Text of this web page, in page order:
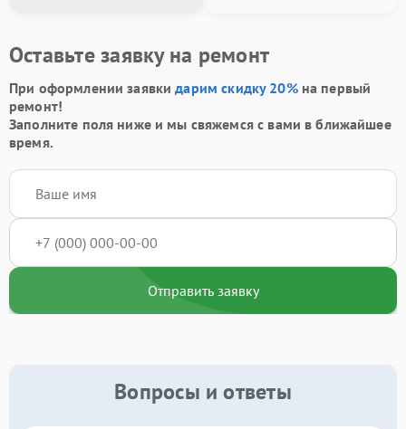
Оставьте заявку на ремонт
При оформлении заявкидарим скидку 20%на первый
ремонт!
Заполните поля ниже и мы свяжемся с вами в ближайшее
время.
Отправить заявку
Вопросы и ответы